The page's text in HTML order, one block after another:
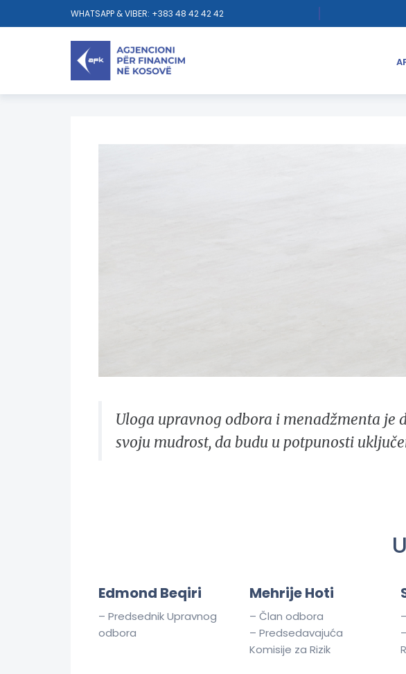
WHATSAPP & VIBER: +383 48 42 42 42
Uloga upravnog odbora i menadžmenta
svoju mudrost, da budu u potpunosti
Edmond Beqiri
– Predsednik Upravnog
odbora
Mehrije Hoti
– Član odbora
– Predsedavajuća
Komisije za Rizik